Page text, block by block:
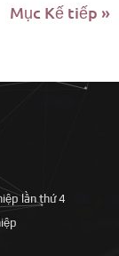
Mục Kế tiếp »
lần thứ 4